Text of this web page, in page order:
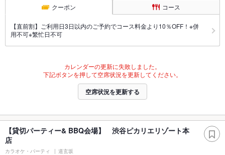
クーポン コース
【直前割】ご利用日3日以内のご予約でコース料金より10％OFF！※併
用不可※繁忙日不可
カレンダーの更新に失敗しました。
下記ボタンを押して空席状況を更新してください。
空席状況を更新する
【貸切パーティー& BBQ会場】 渋谷ピカリエリゾート本
店
カラオケ・パーティ 道玄坂